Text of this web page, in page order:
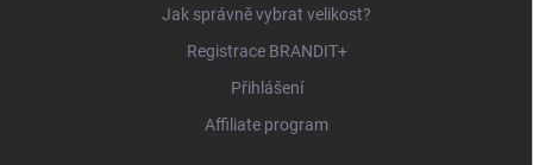
Jak správně vybrat velikost?
Registrace BRANDIT+
Přihlášení
Affiliate program